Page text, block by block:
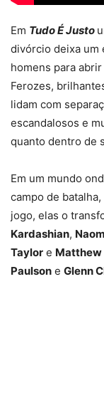
Em Tudo É Justo
divórcio deixa um
homens para
Ferozes,
lidam com
escandalosos e
quanto dentro de
Em um mundo
campo de
jogo, elas o
Kardashian,
Taylor e Matthew
Paulson e Glenn